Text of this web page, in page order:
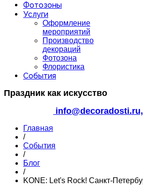
Фотозоны
Услуги
Оформление
мероприятий
Производство
декораций
Фотозона
Флористика
События
Праздник как искусство
info@decoradosti.ru,
Главная
/
События
/
Блог
/
KONE: Let's Rock! Санкт-